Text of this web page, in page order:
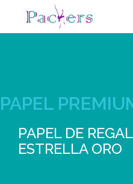
CONTACTO
PAPEL
PAPEL DE
ESTRELLA ORO